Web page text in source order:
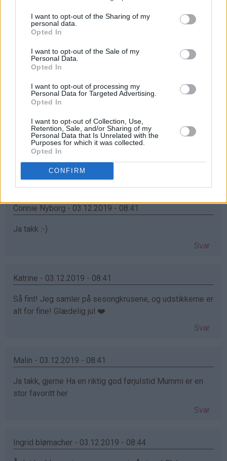
I want to opt-out of the Sharing of my
personal data.
Opted In
I want to opt-out of the Sale of my
Personal Data.
Opted In
I want to opt-out of processing my
Personal Data for Targeted Advertising.
Opted In
I want to opt-out of Collection, Use,
Retention, Sale, and/or Sharing of my
Personal Data that Is Unrelated with the
Purposes for which it was collected.
Opted In
CONFIRM
Svar
Maria - 03.12.2019 - 08:38
Inger Turid - 03.12.2019 - 08:40
Connie Nyborg - 03.12.2019 - 08:41
Ja takk :-)
Svar
Katrine - 03.12.2019 - 08:41
Så fint! Jeg samler på sesongkrusene, og udstikkerne er
alt for fine! Glædelig jul ❤️
Svar
Malin - 03.12.2019 - 08:41
Ja takk, gjerne Ha en riktig god førjulstid Mummi er en
stor favoritt her
Svar
Ingrid blømacher - 03.12.2019 - 08:44